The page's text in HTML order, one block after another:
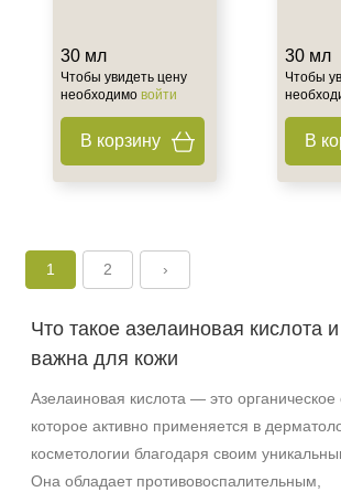
30 мл
Чтобы увидеть цену
необходимо войти
В корзину
30 мл
Чтобы
В
1 2 ›
Что такое азелаиновая кислота
важна для кожи
Азелаиновая кислота — это органическое
которое активно применяется в
косметологии благодаря своим
Она обладает противовоспалительным,
+7 (929) 933-09-89